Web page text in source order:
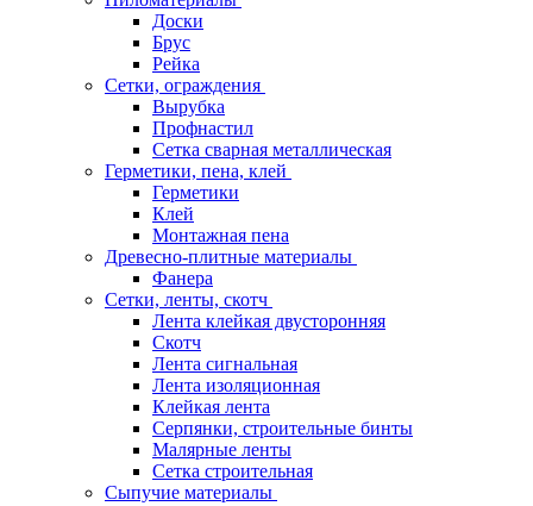
Доски
Брус
Рейка
Сетки, ограждения
Вырубка
Профнастил
Сетка сварная металлическая
Герметики, пена, клей
Герметики
Клей
Монтажная пена
Древесно-плитные материалы
Фанера
Сетки, ленты, скотч
Лента клейкая двусторонняя
Скотч
Лента сигнальная
Лента изоляционная
Клейкая лента
Серпянки, строительные бинты
Малярные ленты
Сетка строительная
Сыпучие материалы